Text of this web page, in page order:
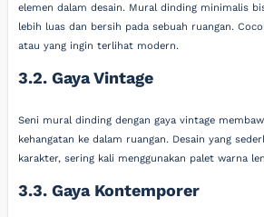
elemen dalam desain. Mural dinding minimalis
lebih luas dan bersih pada sebuah ruangan.
atau yang ingin terlihat modern.
3.2. Gaya Vintage
Seni mural dinding dengan gaya vintage
kehangatan ke dalam ruangan. Desain yang
karakter, sering kali menggunakan palet warna
3.3. Gaya Kontemporer